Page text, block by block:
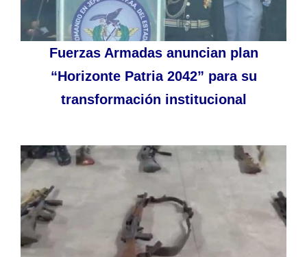
Fuerzas Armadas anuncian plan
“Horizonte Patria 2042” para su
transformación institucional